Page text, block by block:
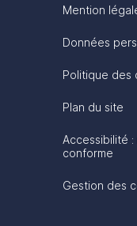
Mention
Données
Politique des
Plan du site
Accessibilité :
conforme
Gestion des